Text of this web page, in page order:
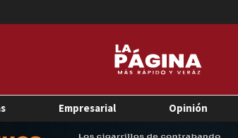
Empresarial Opinión